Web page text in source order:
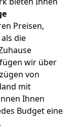
Preisen,
die
wir über
von
mit
Ihnen
Budget eine